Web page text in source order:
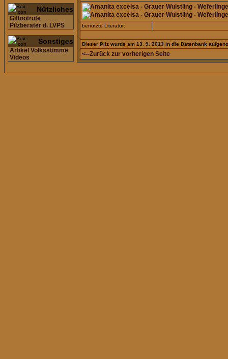
Nützliches
Giftnotrufe
Pilzberater d. LVPS
Sonstiges
Artikel Volksstimme
Videos
benutzte Literatur:
Dieser Pilz wurde am 13. 9. 2013 in die Datenbank
<--Zurück zur vorherigen Seite